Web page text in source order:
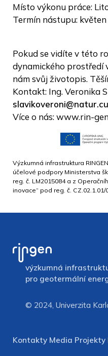
Místo výkonu práce:
Termín nástupu:
Pokud se vidíte v této
dynamického prostředí
nám svůj životopis.
Kontakt: Ing. Veronika
Více o nás: www.rin-
Výzkumná infrastruktura
účelové podpory Ministerstva
reg. č. LM2015084 a z
inovace“ pod reg. č. CZ.02.1.01/
výzkumná
pro geotermální
© 2024, Univerzita
Kontakty Media Projekty